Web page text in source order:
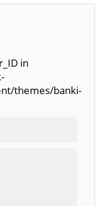
in
themes/banki-